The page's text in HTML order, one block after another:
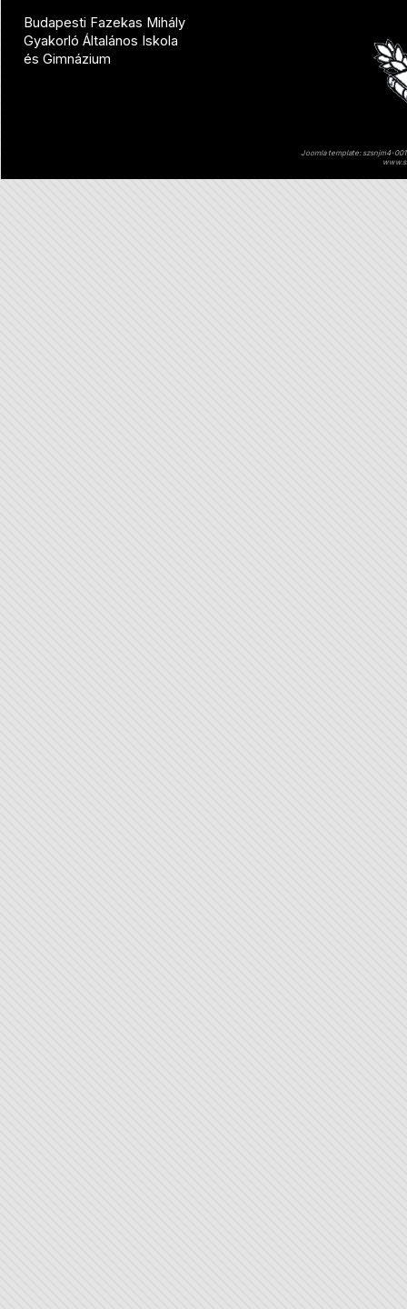
Budapesti Fazekas Mihály
Gyakorló Általános Iskola
és Gimnázium
Joomla template: szsnjm4-